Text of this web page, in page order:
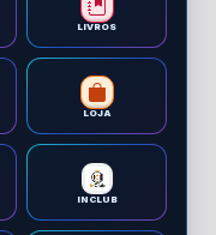
LIVROS
LOJA
INCLUB